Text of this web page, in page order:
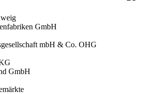
GmbH
mbH & Co. OHG
GmbH